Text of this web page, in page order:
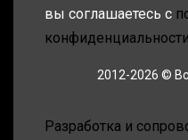
вы соглашаетесь с
2012-2026 ©
Разработка и